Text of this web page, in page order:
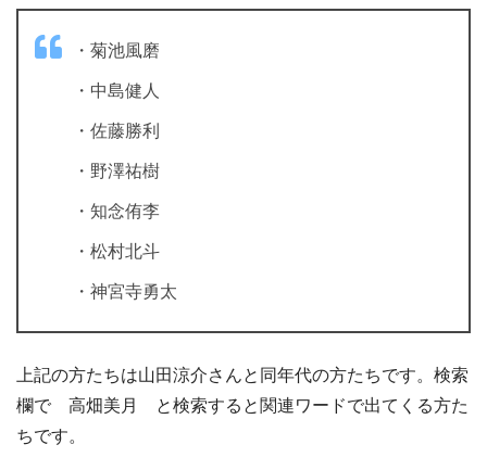
・菊池風磨
・中島健人
・佐藤勝利
・野澤祐樹
・知念侑李
・松村北斗
・神宮寺勇太
上記の方たちは山田涼介さんと同年代の方たちです。検索
欄で 高畑美月 と検索すると関連ワードで出てくる方た
ちです。